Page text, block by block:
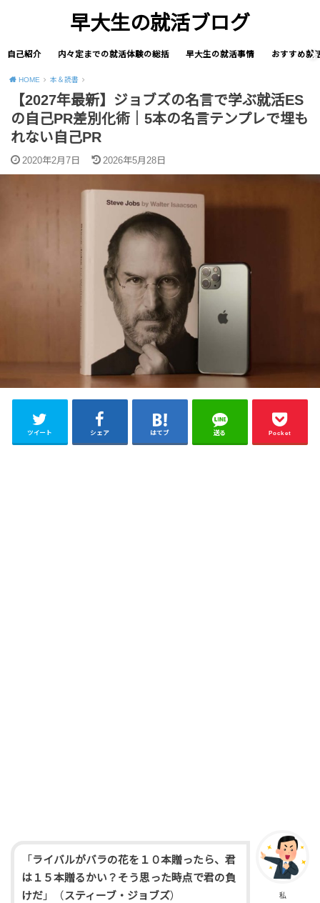
早大生の就活ブログ
自己紹介 内々定までの就活体験の総括 早大生の就活事情 おすすめ就
HOME 本＆読書
【2027年最新】ジョブズの名言で学ぶ就活ES
の自己PR差別化術｜5本の名言テンプレで埋も
れない自己PR
2020年2月7日 2026年5月28日
ツイート シェア はてブ 送る Pocket
私
「 ライバルがバラの花を１０本贈ったら、君
は１５本贈るかい？そう思った時点で君の負
けだ 」（ スティーブ・ジョブズ）